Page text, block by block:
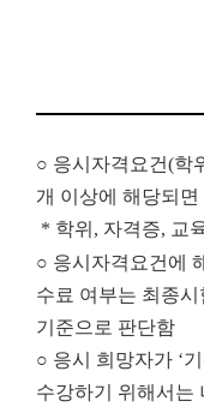
○ 응시자격요건(학
개 이상에 해당되면
* 학위, 자격증, 교
○ 응시자격요건에
수료 여부는 최종시
기준으로 판단함
○ 응시 희망자가 ‘
수강하기 위해서는